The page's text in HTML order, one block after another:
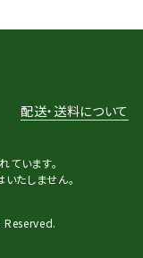
配送・送料について
います。
たしません。